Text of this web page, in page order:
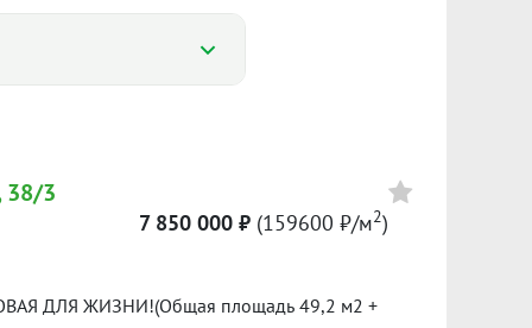
%
2024
38/3
7 850 000 ₽ (159600 ₽/м2)
ДЛЯ ЖИЗНИ!(Общая площадь 49,2 м2 +